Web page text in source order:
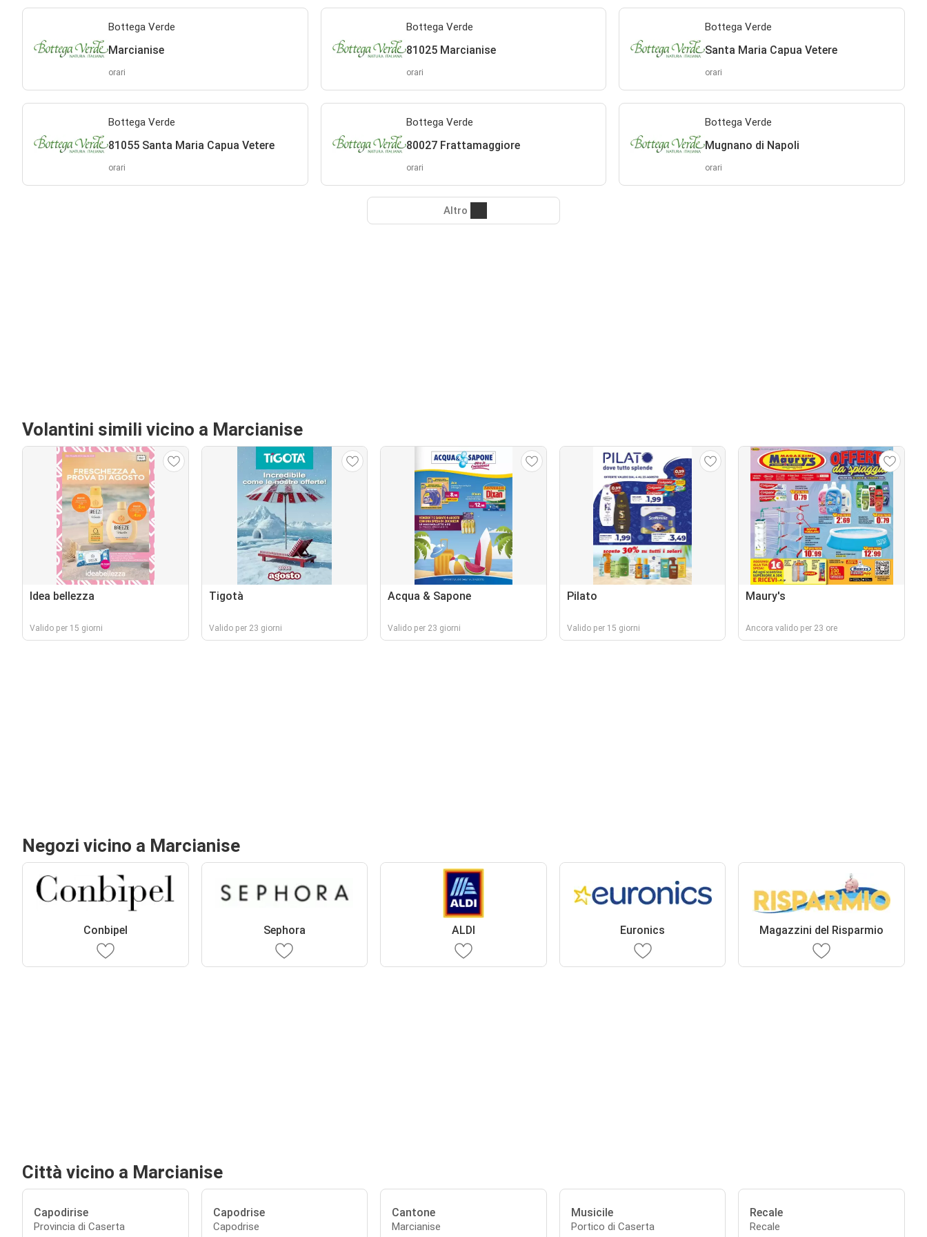
Bottega Verde
Marcianise
orari
Bottega Verde
81025 Marcianise
orari
Bottega Verde
Santa Maria Capua Vetere
orari
Bottega Verde
81055 Santa Maria Capua Vetere
orari
Bottega Verde
80027 Frattamaggiore
orari
Bottega Verde
Mugnano di Napoli
orari
Altro
Volantini simili vicino a Marcianise
Idea bellezza
Valido per 15 giorni
Tigotà
Valido per 23 giorni
Acqua & Sapone
Valido per 23 giorni
Pilato
Valido per 15 giorni
Maury's
Ancora valido per 23 ore
Negozi vicino a Marcianise
Conbipel Sephora ALDI Euronics Magazzini del Risparmio
Città vicino a Marcianise
Capodirise
Provincia di Caserta
Capodrise
Capodrise
Cantone
Marcianise
Musicile
Portico di Caserta
Recale
Recale